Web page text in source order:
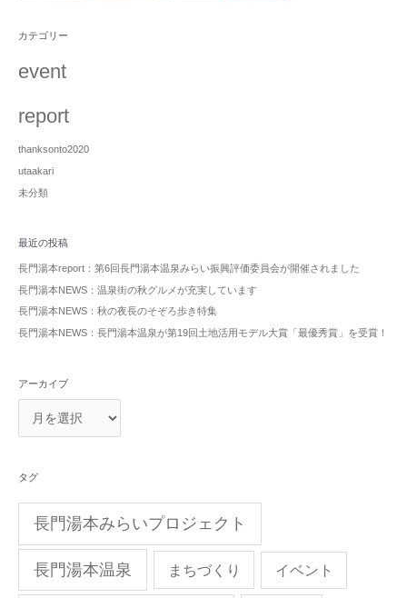
カテゴリー
event
report
thanksonto2020
utaakari
未分類
最近の投稿
長門湯本report：第6回長門湯本温泉みらい振興評価委員会が開催されました
長門湯本NEWS：温泉街の秋グルメが充実しています
長門湯本NEWS：秋の夜長のそぞろ歩き特集
長門湯本NEWS：長門湯本温泉が第19回土地活用モデル大賞「最優秀賞」を受賞！
アーカイブ
タグ
長門湯本みらいプロジェクト
長門湯本温泉 まちづくり イベント